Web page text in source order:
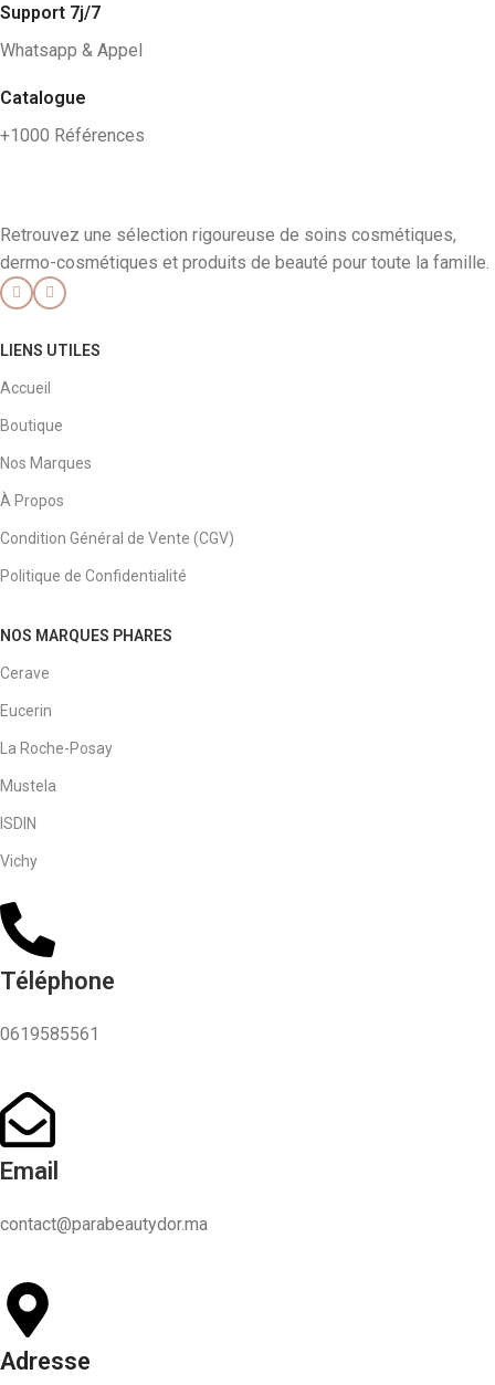
Support 7j/7
Whatsapp & Appel
Catalogue
+1000 Références
Retrouvez une sélection rigoureuse de soins cosmétiques,
dermo-cosmétiques et produits de beauté pour toute la famille.
LIENS UTILES
Accueil
Boutique
Nos Marques
À Propos
Condition Général de Vente (CGV)
Politique de Confidentialité
NOS MARQUES PHARES
Cerave
Eucerin
La Roche-Posay
Mustela
ISDIN
Vichy
Téléphone
0619585561
Email
contact@parabeautydor.ma
Adresse